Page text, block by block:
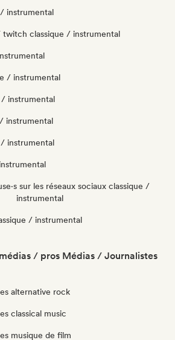
instrumental
classique / instrumental
/ instrumental
/ instrumental
instrumental
/ instrumental
sur les réseaux sociaux classique /
instrumental
/ instrumental
/ pros Médias / Journalistes
alternative rock
classical music
musique de film